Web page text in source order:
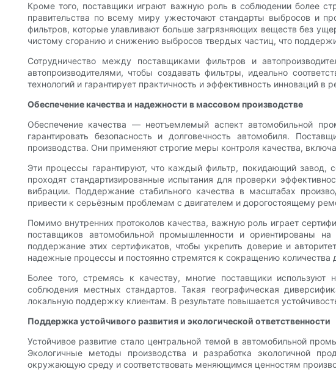
Кроме того, поставщики играют важную роль в соблюдении более
правительства по всему миру ужесточают стандарты выбросов и
фильтров, которые улавливают больше загрязняющих веществ без
чистому сгоранию и снижению выбросов твердых частиц, что
Сотрудничество между поставщиками фильтров и
автопроизводителями, чтобы создавать фильтры, идеально
технологий и гарантирует практичность и эффективность инноваций в
Обеспечение качества и надежности в массовом производстве
Обеспечение качества — неотъемлемый аспект автомобильной
гарантировать безопасность и долговечность автомобиля.
производства. Они применяют строгие меры контроля качества,
Эти процессы гарантируют, что каждый фильтр, покидающий завод,
проходят стандартизированные испытания для проверки
вибрации. Поддержание стабильного качества в масштабах
привести к серьёзным проблемам с двигателем и дорогостоящему
Помимо внутренних протоколов качества, важную роль играет
поставщиков автомобильной промышленности и ориентированы
поддержание этих сертификатов, чтобы укрепить доверие и
надежные процессы и постоянно стремятся к сокращению
Более того, стремясь к качеству, многие поставщики
соблюдения местных стандартов. Такая географическая
локальную поддержку клиентам. В результате повышается
Поддержка устойчивого развития и экологической ответственности
Устойчивое развитие стало центральной темой в автомобильной
Экологичные методы производства и разработка экологичной
окружающую среду и соответствовать меняющимся ценностям